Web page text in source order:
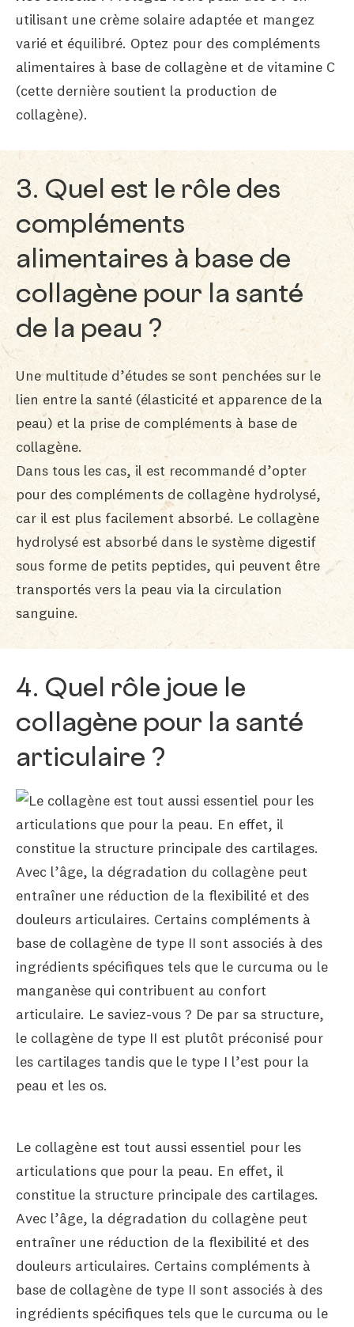
utilisant une crème solaire adaptée et mangez
varié et équilibré. Optez pour des compléments
alimentaires à base de collagène et de vitamine C
(cette dernière soutient la production de
collagène).
3. Quel est le rôle des
compléments
alimentaires à base de
collagène pour la santé
de la peau ?
Une multitude d’études se sont penchées sur le
lien entre la santé (élasticité et apparence de la
peau) et la prise de compléments à base de
collagène.
Dans tous les cas, il est recommandé d’opter
pour des compléments de collagène hydrolysé,
car il est plus facilement absorbé. Le collagène
hydrolysé est absorbé dans le système digestif
sous forme de petits peptides, qui peuvent être
transportés vers la peau via la circulation
sanguine.
4. Quel rôle joue le
collagène pour la santé
articulaire ?
Le collagène est tout aussi essentiel pour les
articulations que pour la peau. En effet, il
constitue la structure principale des cartilages.
Avec l’âge, la dégradation du collagène peut
entraîner une réduction de la flexibilité et des
douleurs articulaires. Certains compléments à
base de collagène de type II sont associés à des
ingrédients spécifiques tels que le curcuma ou le